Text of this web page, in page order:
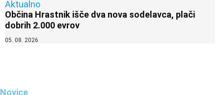
Aktualno
Občina Hrastnik išče dva nova sodelavca, plači
dobrih 2.000 evrov
05. 08. 2026
Novice